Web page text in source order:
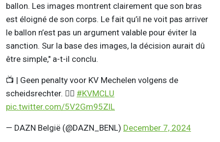
ballon. Les images montrent clairement que son bras
est éloigné de son corps. Le fait qu’il ne voit pas arriver
le ballon n’est pas un argument valable pour éviter la
sanction. Sur la base des images, la décision aurait dû
être simple," a-t-il conclu.
📺 | Geen penalty voor KV Mechelen volgens de
scheidsrechter. 🙅‍♂️ #KVMCLU
pic.twitter.com/5V2Gm95ZlL
— DAZN België (@DAZN_BENL) December 7, 2024